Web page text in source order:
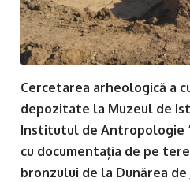
Cercetarea arheologică a
depozitate la Muzeul de
Institutul de Antropologie
cu documentația de pe
bronzului de la Dunărea de